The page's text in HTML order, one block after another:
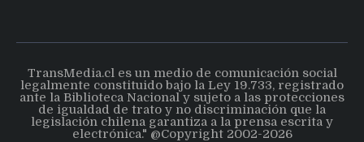
TransMedia.cl es un medio de comunicación social
legalmente constituido bajo la Ley 19.733, registrado
ante la Biblioteca Nacional y sujeto a las protecciones
de igualdad de trato y no discriminación que la
legislación chilena garantiza a la prensa escrita y
electrónica." @Copyright 2002-2026